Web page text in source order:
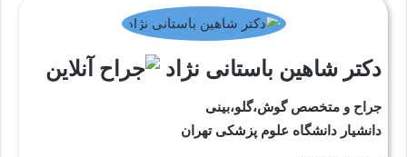
دکتر شاهین باستانی نژاد
جراح و متخصص گوش،گلو،بینی
دانشیار دانشگاه علوم پزشکی تهران